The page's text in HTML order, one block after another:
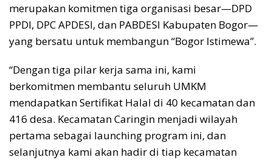
merupakan komitmen tiga organisasi besar—DPD
PPDI, DPC APDESI, dan PABDESI Kabupaten Bogor—
yang bersatu untuk membangun “Bogor Istimewa”.
“Dengan tiga pilar kerja sama ini, kami
berkomitmen membantu seluruh UMKM
mendapatkan Sertifikat Halal di 40 kecamatan dan
416 desa. Kecamatan Caringin menjadi wilayah
pertama sebagai launching program ini, dan
selanjutnya kami akan hadir di tiap kecamatan